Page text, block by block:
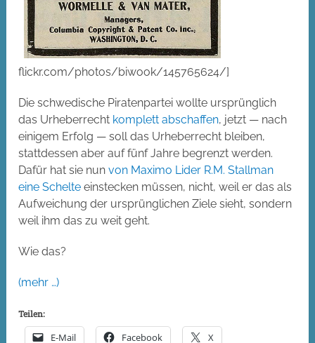
flickr.com/photos/biwook/145765624/]
Die schwedische Piratenpartei wollte ursprünglich
das Urheberrecht komplett abschaffen, jetzt — nach
einigem Erfolg — soll das Urheberrecht bleiben,
stattdessen aber auf fünf Jahre begrenzt werden.
Dafür hat sie nunvon Maximo Lider R.M. Stallman
eine Schelte einstecken müssen, nicht, weil er das als
Aufweichung der ursprünglichen Ziele sieht, sondern
weil ihm das zu weit geht.
Wie das?
(mehr …)
Teilen:
E-Mail Facebook X